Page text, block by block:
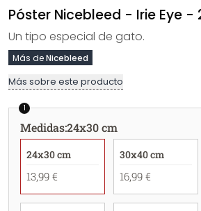
Póster Nicebleed - Irie Eye -
Un tipo especial de gato.
Más deNicebleed
Más sobre este producto
1
Medidas:24x30 cm
24x30 cm
13,99 €
30x40 cm
16,99 €